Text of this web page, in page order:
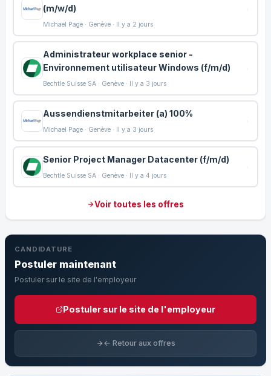
(m/w/d)
Michael Page · Genève · Il y a 2 jours
Administrateur workplace senior -
Environnement utilisateur Windows (f/m/d)
Bechtle Suisse SA · Genève · Il y a 3 jours
Aussendienstmitarbeiter (a) 100%
Michael Page · Genève · Il y a 3 jours
Senior Project Manager Datacenter (f/m/d)
Bechtle Suisse SA · Genève · Il y a 4 jours
Voir toutes les offres
CANDIDATURE
Postuler maintenant
Postuler sur le site de l'employeur
Postuler sur le site de l'employeur
← Retour aux offres